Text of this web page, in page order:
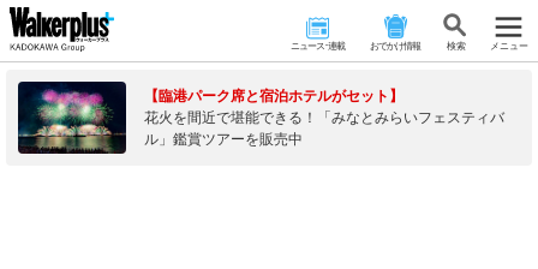
ニュース･連載 おでかけ情報 検 索 メニュー
【臨港パーク席と宿泊ホテルがセット】
花火を間近で堪能できる！「みなとみらいフェスティバ
ル」鑑賞ツアーを販売中